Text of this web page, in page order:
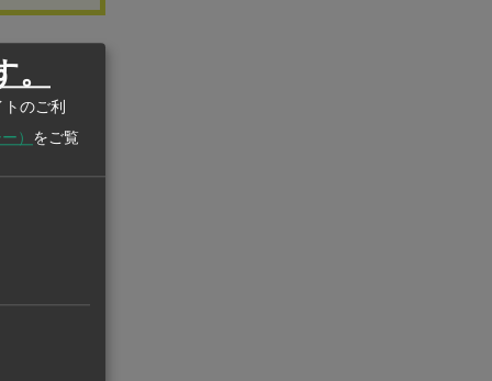
事業子会
ステム
り、EVモ
で2022年
ラット
導入に向
のご利
） をご覧